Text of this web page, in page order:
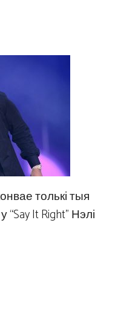
толькі тыя
It Right” Нэлі